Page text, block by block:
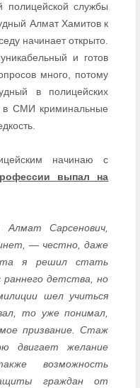
полицейской службы
Алмат Хамитов к
начинает открыто.
и готов
много, потому
в полицейских
в СМИ криминальные
начинаю с
выпал на
Сарсенович,
— честно, даже
я решил стать
раннего детства, но
шел учиться
то уже понимал,
призвание. Стаж
двигает желание
возможность
граждан от